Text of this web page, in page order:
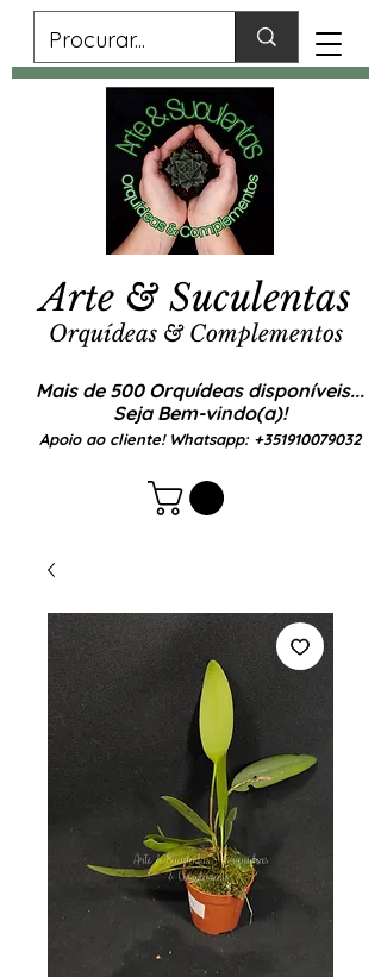
Mais de 500 Orquídeas disponíveis...
Seja Bem-vindo(a)!
Apoio ao cliente! Whatsapp: +351910079032
Arte & Suculentas
Orquídeas & Complementos